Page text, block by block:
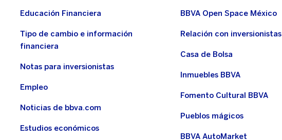
Educación Financiera
Tipo de cambio e información
financiera
Notas para inversionistas
Empleo
Noticias de bbva.com
Estudios económicos
BBVA Open Space México
Relación con inversionistas
Casa de Bolsa
Inmuebles BBVA
Fomento Cultural BBVA
Pueblos mágicos
BBVA AutoMarket